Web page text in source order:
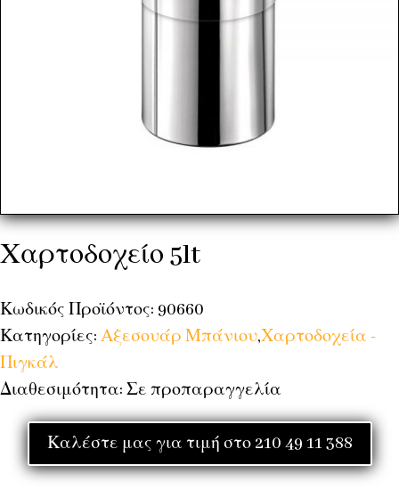
Χαρτοδοχείο 5lt
Κωδικός Προϊόντος: 90660
Κατηγορίες: Αξεσουάρ Μπάνιου,Χαρτοδοχεία -
Πιγκάλ
Διαθεσιμότητα: Σε προπαραγγελία
Καλέστε μας για τιμή στο 210 49 11 388